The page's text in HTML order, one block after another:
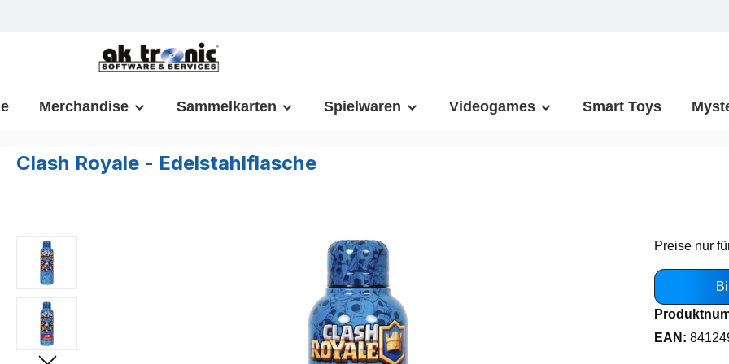
Merchandise Sammelkarten Spielwaren Videogames Smart Toys
Clash Royale - Edelstahlflasche
Bildergalerie überspringen Preise nur
EAN: